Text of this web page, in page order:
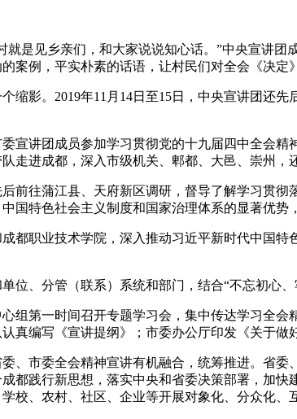
就是见乡亲们，和大家说说知心话。”中央宣讲
案例，平实朴素的话语，让村民们对全会《决定
缩影。2019年11月14日至15日，中央宣讲团还
宣讲团成员参加学习贯彻党的十九届四中全会
走进成都，深入市级机关、郫都、大邑、崇州
前往蒲江县、天府新区调研，督导了解学习贯
国特色社会主义制度和国家治理体系的显著优势
都职业技术学院，深入推动习近平新时代中国
位、分管（联系）系统和部门，结合“不忘初心
组第一时间召开专题学习会，集中传达学习全
真编写《宣讲提纲》；市委办公厅印发《关于
、市委全会精神宣讲有机融合，统筹推进。省
都践行新思想，落实中央和省委决策部署，加
校、农村、社区、企业等开展对象化、分众化、